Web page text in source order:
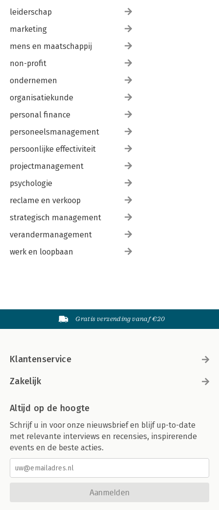
leiderschap
marketing
mens en maatschappij
non-profit
ondernemen
organisatiekunde
personal finance
personeelsmanagement
persoonlijke effectiviteit
projectmanagement
psychologie
reclame en verkoop
strategisch management
verandermanagement
werk en loopbaan
Gratis verzending vanaf €20
Klantenservice
Zakelijk
Altijd op de hoogte
Schrijf u in voor onze nieuwsbrief en blijf up-to-date
met relevante interviews en recensies, inspirerende
events en de beste acties.
Aanmelden